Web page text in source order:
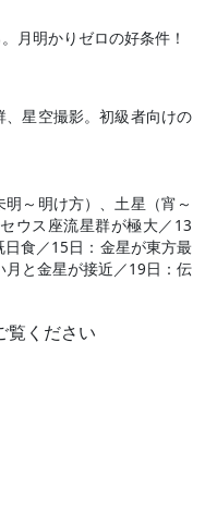
月明かりゼロの好条件！
星空撮影。初級者向けの
～明け方）、土星（宵～
ウス座流星群が極大／13
食／15日：金星が東方最
と金星が接近／19日：伝
覧ください